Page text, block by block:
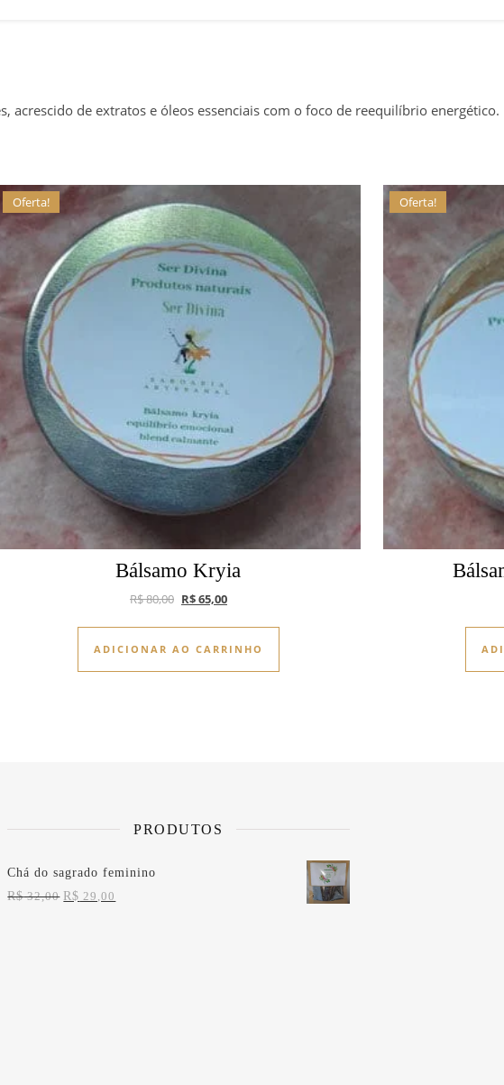
acrescido de extratos e óleos essenciais com o foco de reequilíbrio energético.
Oferta!
Bálsamo Kryia
R$80,00 O preço original era: R$ 80,00.
R$65,00O preço atual é: R$ 65,00.
ADICIONAR AO CARRINHO
Oferta!
PRODUTOS
Chá do sagrado feminino
R$32,00 O preço original era: R$ 32,00.
R$ 29,00